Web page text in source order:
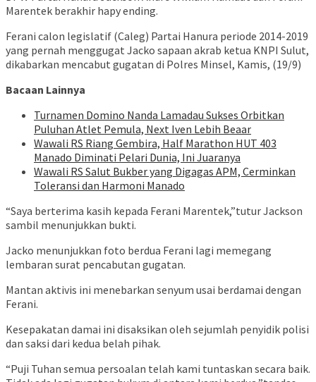
Marentek berakhir hapy ending.
Ferani calon legislatif (Caleg) Partai Hanura periode 2014-2019
yang pernah menggugat Jacko sapaan akrab ketua KNPI Sulut,
dikabarkan mencabut gugatan di Polres Minsel, Kamis, (19/9)
Bacaan Lainnya
Turnamen Domino Nanda Lamadau Sukses Orbitkan
Puluhan Atlet Pemula, Next Iven Lebih Beaar
Wawali RS Riang Gembira, Half Marathon HUT 403
Manado Diminati Pelari Dunia, Ini Juaranya
Wawali RS Salut Bukber yang Digagas APM, Cerminkan
Toleransi dan Harmoni Manado
“Saya berterima kasih kepada Ferani Marentek,”tutur Jackson
sambil menunjukkan bukti.
Jacko menunjukkan foto berdua Ferani lagi memegang
lembaran surat pencabutan gugatan.
Mantan aktivis ini menebarkan senyum usai berdamai dengan
Ferani.
Kesepakatan damai ini disaksikan oleh sejumlah penyidik polisi
dan saksi dari kedua belah pihak.
“Puji Tuhan semua persoalan telah kami tuntaskan secara baik.